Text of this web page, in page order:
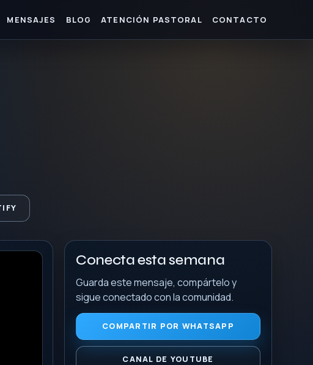
MENSAJES BLOG ATENCIÓN PASTORAL CONTACTO
Conecta esta semana
Guarda este mensaje, compártelo y
sigue conectado con la comunidad.
COMPARTIR POR WHATSAPP
CANAL DE YOUTUBE